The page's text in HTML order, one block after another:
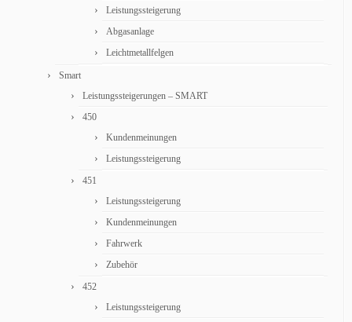
Leistungssteigerung
Abgasanlage
Leichtmetallfelgen
Smart
Leistungssteigerungen – SMART
450
Kundenmeinungen
Leistungssteigerung
451
Leistungssteigerung
Kundenmeinungen
Fahrwerk
Zubehör
452
Leistungssteigerung